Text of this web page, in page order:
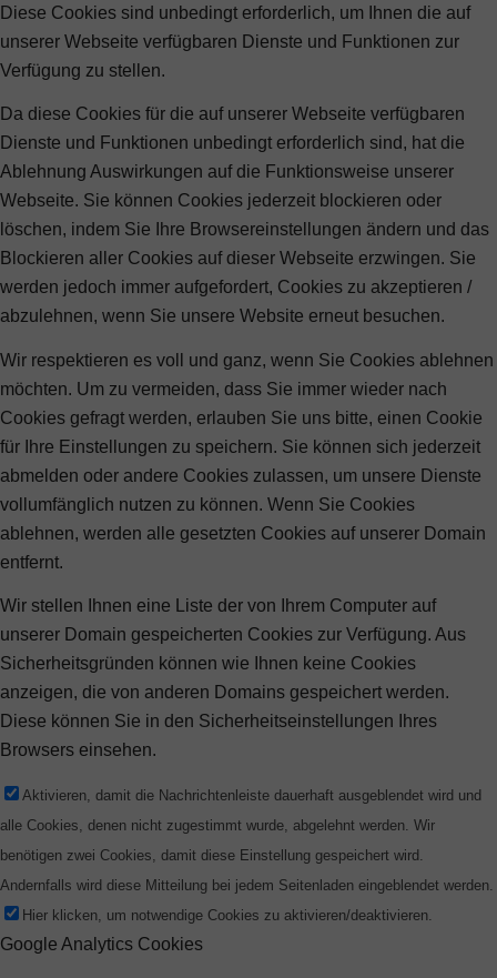
Diese Cookies sind unbedingt erforderlich, um Ihnen die auf
unserer Webseite verfügbaren Dienste und Funktionen zur
Verfügung zu stellen.
Da diese Cookies für die auf unserer Webseite verfügbaren
Dienste und Funktionen unbedingt erforderlich sind, hat die
Ablehnung Auswirkungen auf die Funktionsweise unserer
Webseite. Sie können Cookies jederzeit blockieren oder
löschen, indem Sie Ihre Browsereinstellungen ändern und das
Blockieren aller Cookies auf dieser Webseite erzwingen. Sie
werden jedoch immer aufgefordert, Cookies zu akzeptieren /
abzulehnen, wenn Sie unsere Website erneut besuchen.
Wir respektieren es voll und ganz, wenn Sie Cookies ablehnen
möchten. Um zu vermeiden, dass Sie immer wieder nach
Cookies gefragt werden, erlauben Sie uns bitte, einen Cookie
für Ihre Einstellungen zu speichern. Sie können sich jederzeit
abmelden oder andere Cookies zulassen, um unsere Dienste
vollumfänglich nutzen zu können. Wenn Sie Cookies
ablehnen, werden alle gesetzten Cookies auf unserer Domain
entfernt.
Wir stellen Ihnen eine Liste der von Ihrem Computer auf
unserer Domain gespeicherten Cookies zur Verfügung. Aus
Sicherheitsgründen können wie Ihnen keine Cookies
anzeigen, die von anderen Domains gespeichert werden.
Diese können Sie in den Sicherheitseinstellungen Ihres
Browsers einsehen.
Aktivieren, damit die Nachrichtenleiste dauerhaft ausgeblendet wird und
alle Cookies, denen nicht zugestimmt wurde, abgelehnt werden. Wir
benötigen zwei Cookies, damit diese Einstellung gespeichert wird.
Andernfalls wird diese Mitteilung bei jedem Seitenladen eingeblendet werden.
Hier klicken, um notwendige Cookies zu aktivieren/deaktivieren.
Google Analytics Cookies